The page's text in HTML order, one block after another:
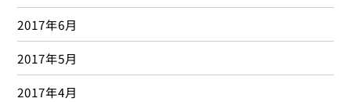
2017年6月
2017年5月
2017年4月